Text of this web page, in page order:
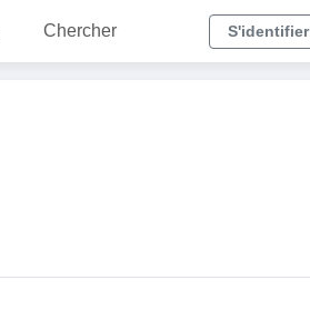
Chercher S'identifier